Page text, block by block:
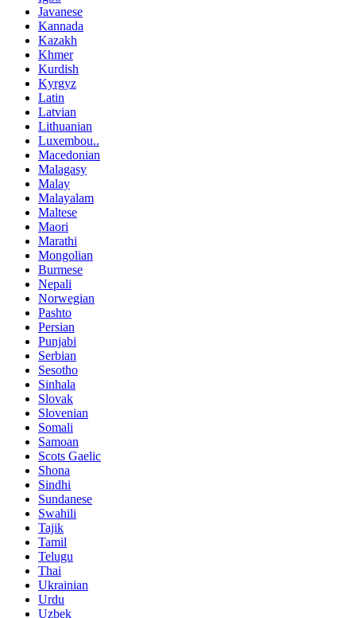
Javanese
Kannada
Kazakh
Khmer
Kurdish
Kyrgyz
Latin
Latvian
Lithuanian
Luxembou..
Macedonian
Malagasy
Malay
Malayalam
Maltese
Maori
Marathi
Mongolian
Burmese
Nepali
Norwegian
Pashto
Persian
Punjabi
Serbian
Sesotho
Sinhala
Slovak
Slovenian
Somali
Samoan
Scots Gaelic
Shona
Sindhi
Sundanese
Swahili
Tajik
Tamil
Telugu
Thai
Ukrainian
Urdu
Uzbek